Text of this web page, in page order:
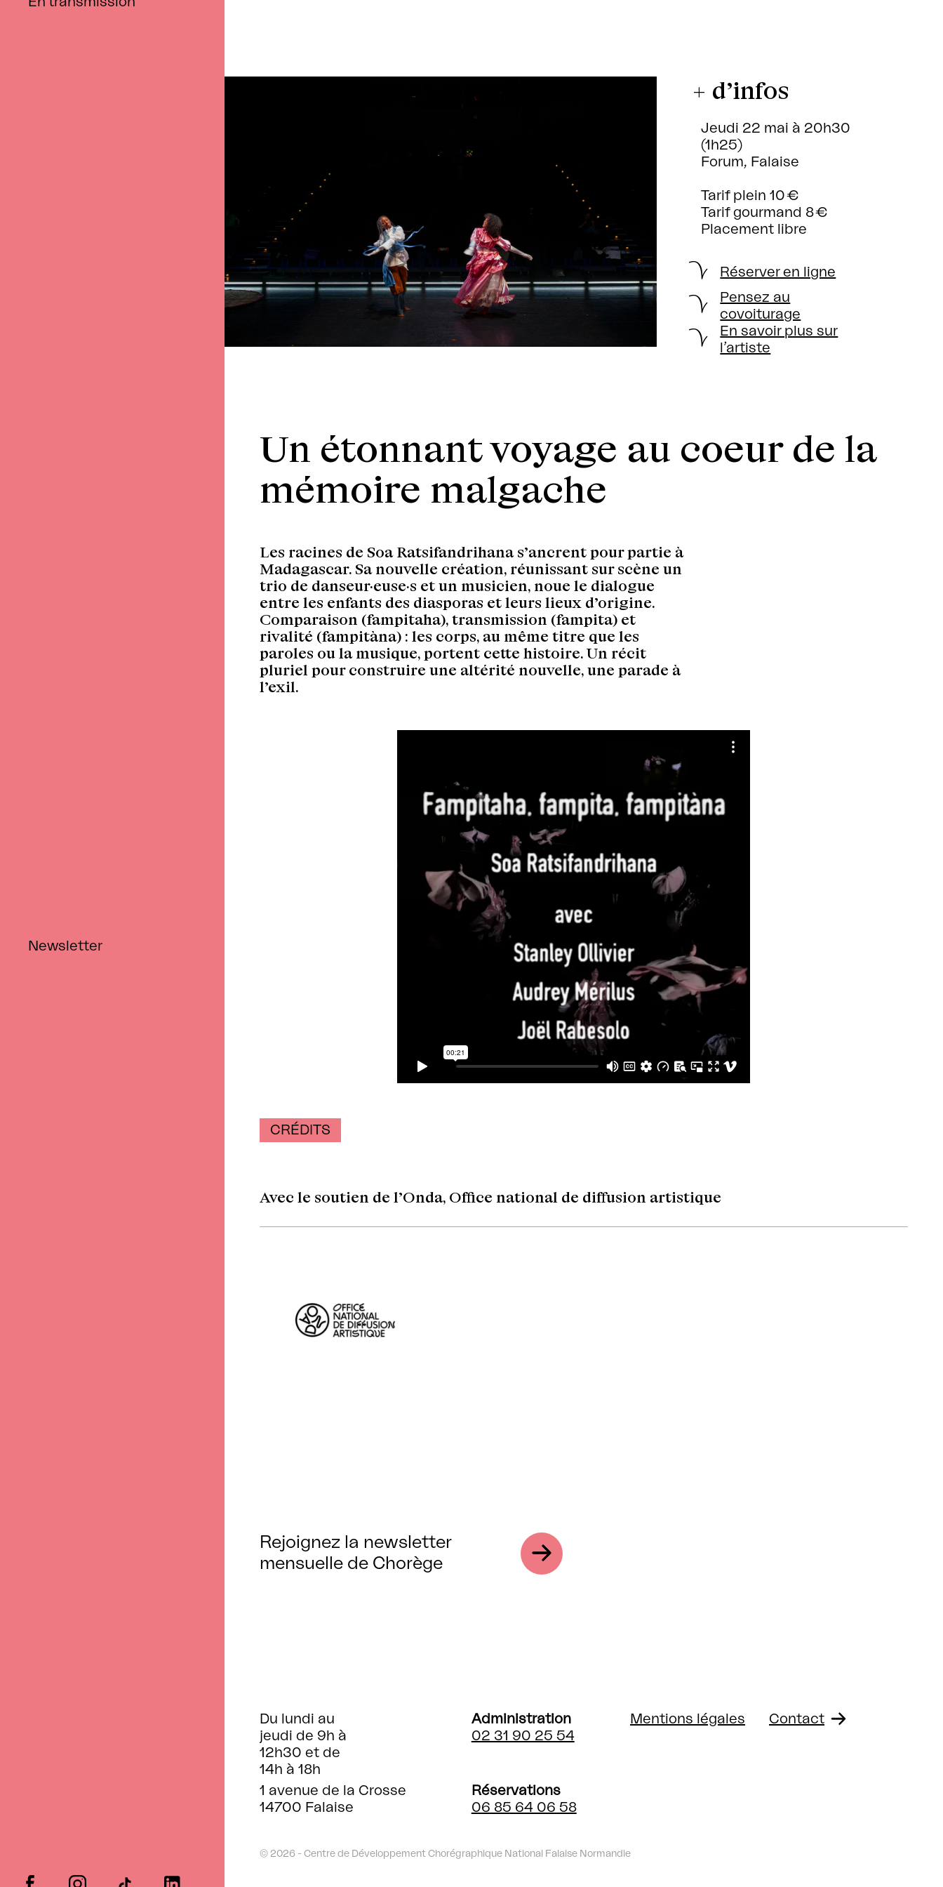
Newsletter
facebookinstagramtiktok linkedin
+ d’infos
Jeudi 22 mai à 20h30
(1h25)
Forum, Falaise
Tarif plein 10 €
Tarif gourmand 8 €
Placement libre
Réserver en ligne
Pensez au
covoiturage
En savoir plus sur
l’artiste
Un étonnant voyage au coeur de la
mémoire malgache
Les racines de Soa Ratsifandrihana s’ancrent pour partie à
Madagascar. Sa nouvelle création, réunissant sur scène un
trio de danseur·euse·s et un musicien, noue le dialogue
entre les enfants des diasporas et leurs lieux d’origine.
Comparaison (fampitaha), transmission (fampita) et
rivalité (fampitàna) : les corps, au même titre que les
paroles ou la musique, portent cette histoire. Un récit
pluriel pour construire une altérité nouvelle, une parade à
l’exil.
CRÉDITS
Avec le soutien de l’Onda, Office national de diffusion artistique
Rejoignez la newsletter
mensuelle de Chorège
Du lundi au
jeudi de 9h à
12h30 et de
14h à 18h
1 avenue de la Crosse
14700 Falaise
Administration
02 31 90 25 54
Réservations
06 85 64 06 58
Mentions légales Contact
© 2026 - Centre de Développement Chorégraphique National Falaise Normandie